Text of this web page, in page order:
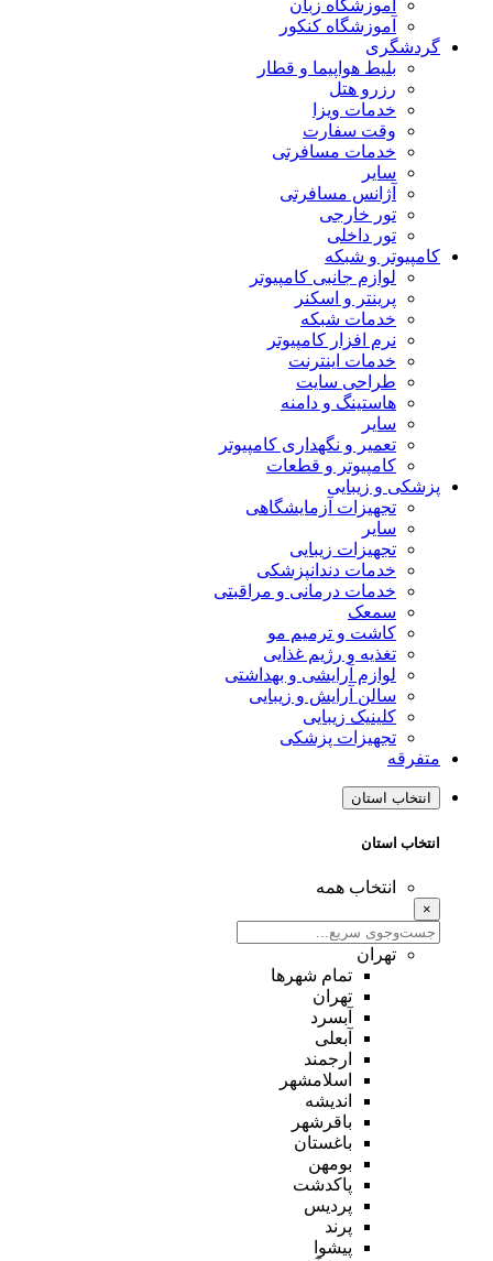
آموزشگاه زبان
آموزشگاه کنکور
گردشگری
بلیط هواپیما و قطار
رزرو هتل
خدمات ویزا
وقت سفارت
خدمات مسافرتی
سایر
آژانس مسافرتی
تور خارجی
تور داخلی
کامپیوتر و شبکه
لوازم جانبی کامپیوتر
پرینتر و اسکنر
خدمات شبکه
نرم افزار کامپیوتر
خدمات اینترنت
طراحی سایت
هاستینگ و دامنه
سایر
تعمیر و نگهداری کامپیوتر
کامپیوتر و قطعات
پزشکی و زیبایی
تجهیزات آزمایشگاهی
سایر
تجهیزات زیبایی
خدمات دندانپزشکی
خدمات درمانی و مراقبتی
سمعک
کاشت و ترمیم مو
تغذیه و رژیم غذایی
لوازم آرایشی و بهداشتی
سالن آرایش و زیبایی
کلینیک زیبایی
تجهیزات پزشکی
متفرقه
انتخاب استان
انتخاب استان
انتخاب همه
×
تهران
تمام شهر‌ها
تهران
آبسرد
آبعلی
ارجمند
اسلامشهر
اندیشه
باقرشهر
باغستان
بومهن
پاکدشت
پردیس
پرند
پیشوا